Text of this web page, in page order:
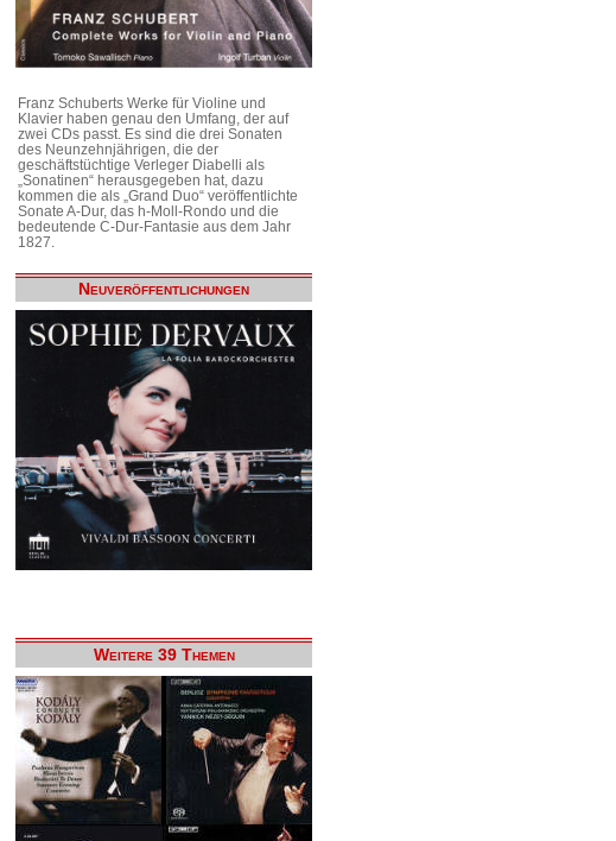
Franz Schuberts Werke für Violine und
Klavier haben genau den Umfang, der auf
zwei CDs passt. Es sind die drei Sonaten
des Neunzehnjährigen, die der
geschäftstüchtige Verleger Diabelli als
„Sonatinen“ herausgegeben hat, dazu
kommen die als „Grand Duo“ veröffentlichte
Sonate A-Dur, das h-Moll-Rondo und die
bedeutende C-Dur-Fantasie aus dem Jahr
1827.
Neuveröffentlichungen
Weitere 39 Themen